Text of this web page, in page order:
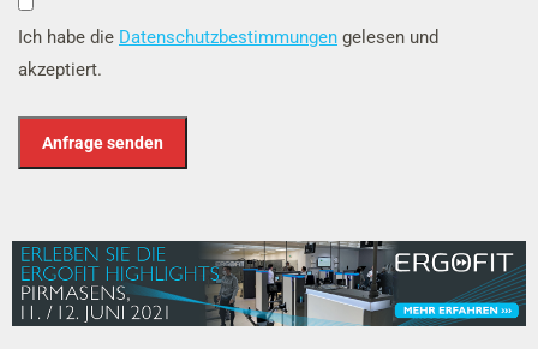
Ich habe die Datenschutzbestimmungen gelesen und
akzeptiert.